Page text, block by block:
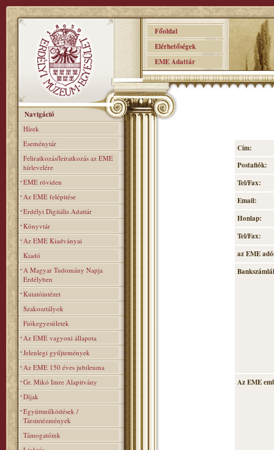
Főoldal
Elérhetőségek
EME Adattár
Navigáció
Hírek
Eseménytár
Feliratkozás/leiratkozás az EME
hírlevelére
EME röviden
Az EME felépitése
Erdélyi Digitális Adattár
Könyvtár
Az EME Kiadványai
Kiadó
A Magyar Tudomány Napja
Erdélyben
Kutatóintézet
Szakosztályok
Fiókegyesületek
Az EME vagyoni állapota
Jelenlegi gyűjtemények
Az EME 150 éves jubileuma
Gr. Mikó Imre Alapitvány
Díjak
Együttműködések /
Társintézmények
Támogatóink
Cím:
Postafiók:
Tel/Fax:
Email:
Honlap:
Tel/Fax:
az EME
Az EME